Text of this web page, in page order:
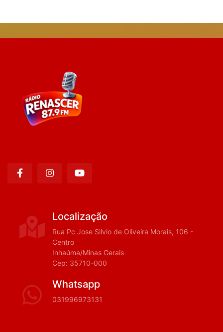
Localização
Rua Pc Jose Silvio de Oliveira Morais, 106 -
Centro
Inhaúma/Minas Gerais
Cep: 35710-000
Whatsapp
031996973131